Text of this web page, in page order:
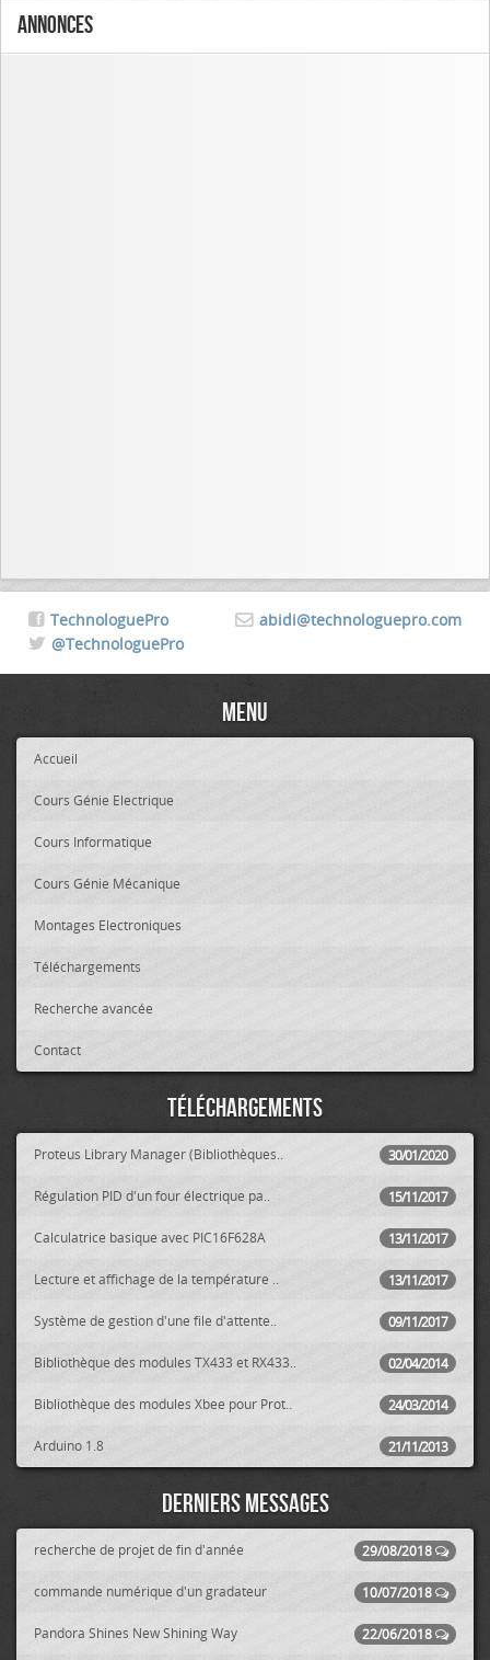
Annonces
abidi@technologuepro.com
TechnologuePro
@TechnologuePro
Menu
Accueil
Cours Génie Electrique
Cours Informatique
Cours Génie Mécanique
Montages Electroniques
Téléchargements
Recherche avancée
Contact
Téléchargements
30/01/2020
Proteus Library Manager (Bibliothèques..
15/11/2017
Régulation PID d'un four électrique pa..
13/11/2017
Calculatrice basique avec PIC16F628A
13/11/2017
Lecture et affichage de la température ..
09/11/2017
Système de gestion d'une file d'attente..
02/04/2014
Bibliothèque des modules TX433 et RX433..
24/03/2014
Bibliothèque des modules Xbee pour Prot..
21/11/2013
Arduino 1.8
Derniers messages
29/08/2018
recherche de projet de fin d'année
10/07/2018
commande numérique d'un gradateur
22/06/2018
Pandora Shines New Shining Way